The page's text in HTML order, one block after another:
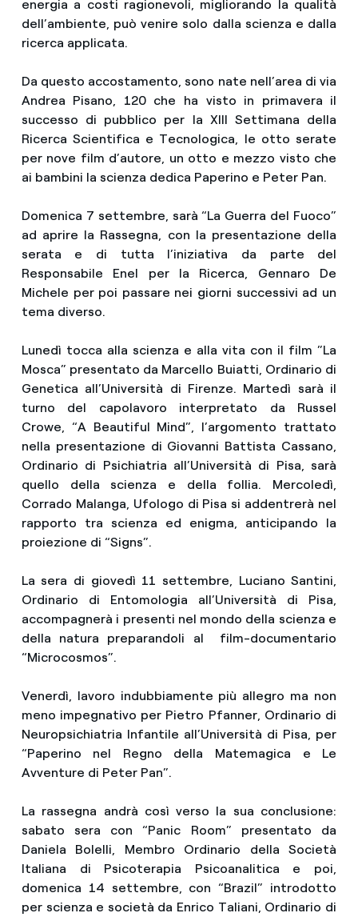
energia a costi ragionevoli, migliorando la qualità
dell’ambiente, può venire solo dalla scienza e dalla
ricerca applicata.
Da questo accostamento, sono nate nell’area di via
Andrea Pisano, 120 che ha visto in primavera il
successo di pubblico per la XIII Settimana della
Ricerca Scientifica e Tecnologica, le otto serate
per nove film d’autore, un otto e mezzo visto che
ai bambini la scienza dedica Paperino e Peter Pan.
Domenica 7 settembre, sarà “La Guerra del Fuoco”
ad aprire la Rassegna, con la presentazione della
serata e di tutta l’iniziativa da parte del
Responsabile Enel per la Ricerca, Gennaro De
Michele per poi passare nei giorni successivi ad un
tema diverso.
Lunedì tocca alla scienza e alla vita con il film ”La
Mosca” presentato da Marcello Buiatti, Ordinario di
Genetica all’Università di Firenze. Martedì sarà il
turno del capolavoro interpretato da Russel
Crowe, “A Beautiful Mind”, l’argomento trattato
nella presentazione di Giovanni Battista Cassano,
Ordinario di Psichiatria all’Università di Pisa, sarà
quello della scienza e della follia. Mercoledì,
Corrado Malanga, Ufologo di Pisa si addentrerà nel
rapporto tra scienza ed enigma, anticipando la
proiezione di “Signs”.
La sera di giovedì 11 settembre, Luciano Santini,
Ordinario di Entomologia all’Università di Pisa,
accompagnerà i presenti nel mondo della scienza e
della natura preparandoli al
film-documentario
“Microcosmos”.
Venerdì, lavoro indubbiamente più allegro ma non
meno impegnativo per Pietro Pfanner, Ordinario di
Neuropsichiatria Infantile all’Università di Pisa, per
“Paperino nel Regno della Matemagica e Le
Avventure di Peter Pan”.
La rassegna andrà così verso la sua conclusione:
sabato sera con “Panic Room” presentato da
Daniela Bolelli, Membro Ordinario della Società
Italiana di Psicoterapia Psicoanalitica e poi,
domenica 14 settembre, con “Brazil” introdotto
per scienza e società da Enrico Taliani, Ordinario di